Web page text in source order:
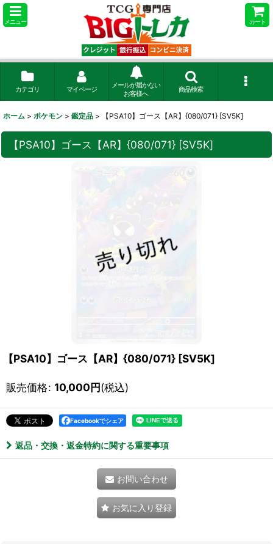
メニュー カート
カテゴリ マイページ
メールが届かない
お客様へ
商品検索
ホーム > ポケモン > 鑑定品 > 【PSA10】ゴース【AR】{080/071} [SV5K]
【PSA10】ゴース【AR】{080/071} [SV5K]
【PSA10】ゴース【AR】{080/071} [SV5K]
販売価格: 10,000円(税込)
Facebookでシェア
返品・交換・返金特約に関する重要事項
お問い合わせ
お気に入り登録